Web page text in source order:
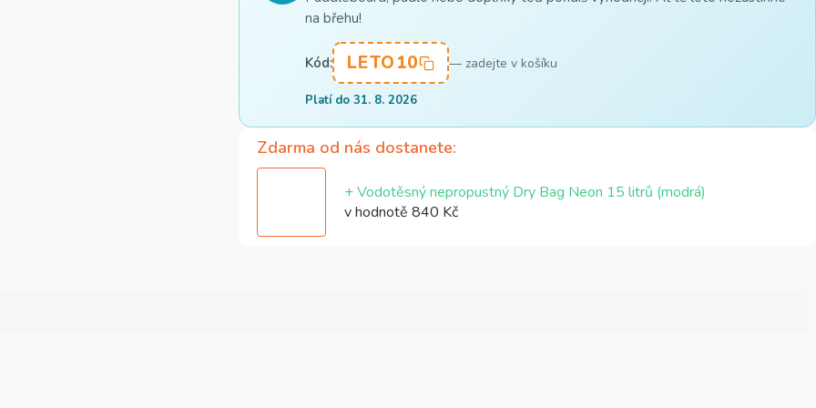
na břehu!
Kód: LETO10 — zadejte v košíku
Platí do 31. 8. 2026
Zdarma od nás dostanete
+ Vodotěsný nepropustný Dry Bag Neon 15 litrů (modrá)
v hodnotě 840 Kč